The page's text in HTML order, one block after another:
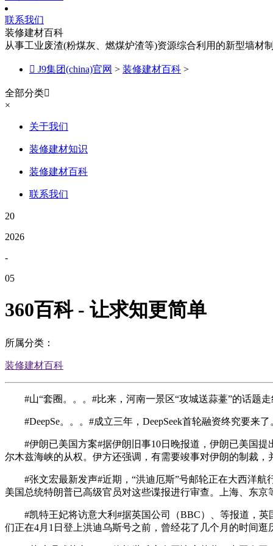
联系我们
装修建材百科
从事工业废渣(粉煤灰、燃煤炉渣等)资源综合利用的新型墙材
 J9集团(china)官网 > 装修建材百科 >
全部分类
×
关于我们
装修建材知识
装修建材百科
联系我们
20
2026
-
05
360百科 - 让求知更简单
所属分类：
装修建材百科
#山“套圈。。。#比来，河南一景区“攻城送蒜薹”的话题
#DeepSe。。。#成立三年，DeepSeek首轮融资终究要来了
#伊朗已美国方案#据伊朗旧事10日晚报道，伊朗已美国提
尔木兹海峡的从权。伊方还强调，有需要竣事对伊朗的制裁，
#张文宏最新发声#近期，“洪迪厄斯”号邮轮正在大西洋航
美国总统特朗普已高级官员对这些谍报进行审查。上海、东
#凯特王妃将访意大利#据英国公司（BBC）、等报道，英
们正在4月1日登上洪迪乌斯号之前，曾经花了几个月的时间